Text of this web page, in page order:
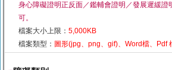
身心障礙證明正反面／鑑輔會證明／發展遲緩證
可。
檔案大小上限： 5,000KB
檔案類型： 圖形(jpg、png、gif)、Word檔、Pdf